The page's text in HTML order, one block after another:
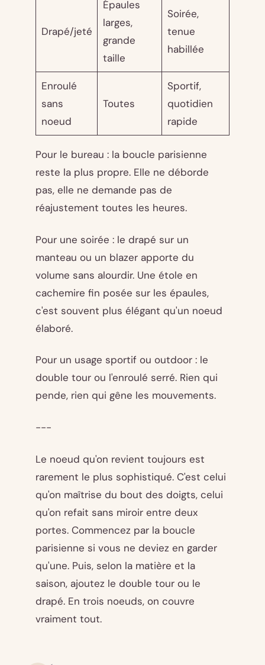
Drapé/jeté
Épaules
larges,
grande
taille
Soirée,
tenue
habillée
Enroulé
sans
noeud
Toutes
Sportif,
quotidien
rapide
Pour le bureau : la boucle parisienne
reste la plus propre. Elle ne déborde
pas, elle ne demande pas de
réajustement toutes les heures.
Pour une soirée : le drapé sur un
manteau ou un blazer apporte du
volume sans alourdir. Une étole en
cachemire fin posée sur les épaules,
c'est souvent plus élégant qu'un noeud
élaboré.
Pour un usage sportif ou outdoor : le
double tour ou l'enroulé serré. Rien qui
pende, rien qui gêne les mouvements.
---
Le noeud qu'on revient toujours est
rarement le plus sophistiqué. C'est celui
qu'on maîtrise du bout des doigts, celui
qu'on refait sans miroir entre deux
portes. Commencez par la boucle
parisienne si vous ne deviez en garder
qu'une. Puis, selon la matière et la
saison, ajoutez le double tour ou le
drapé. En trois noeuds, on couvre
vraiment tout.